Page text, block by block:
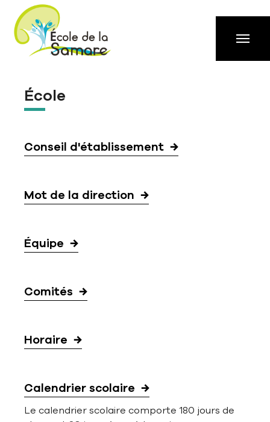
Aller à la navigation principale
Aller au contenu principal
Passer au pied de page
École
Conseil d'établissement
Mot de la direction
Équipe
Comités
Horaire
Calendrier scolaire
Le calendrier scolaire comporte 180 jours de